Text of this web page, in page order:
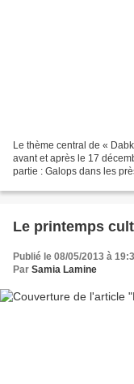
Le thème central de «
avant et après le 17
partie : Galops dans les
Le printemps
Publié le 08/05/2013 à
Par Samia Lamine